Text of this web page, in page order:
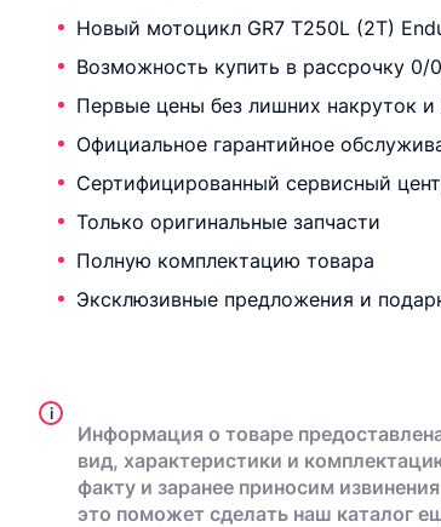
Новый мотоцикл GR7 T250L (2T)
Возможность купить в рассрочку 0/
Первые цены без лишних накруток и
Официальное гарантийное
Сертифицированный сервисный
Только оригинальные запчасти
Полную комплектацию товара
Эксклюзивные предложения и
i
Информация о товаре
вид, характеристики и
факту и заранее приносим
это поможет сделать наш каталог